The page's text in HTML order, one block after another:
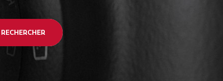
RECHERCHER